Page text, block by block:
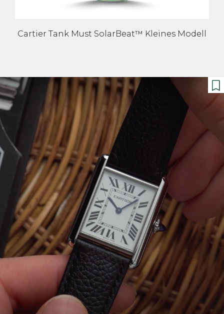
Cartier Tank Must SolarBeat™ Kleines Modell